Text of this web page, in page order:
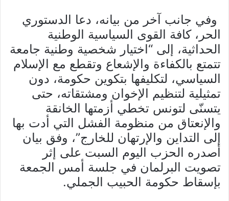
وفي جانب آخر من بيانه، دعا الدستوري
الحر، كافة القوى السياسية الوطنية
الحداثية، إلى “اختيار شخصية وطنية جامعة
تتمتع بالكفاءة والإشعاع وتقطع مع الإسلام
السياسي، لتكليفها بتكوين حكومة، دون
تمثيلية لتنظيم الإخوان ومشتقاته، حتى
يتسنّى لتونس تخطي أزمتها الخانقة
والإنعتاق من منظومة الفشل التي أدت بها
إلى التداين والإرتهان للخارج”، وفق بيان
أصدره الحزب اليوم السبت على إثر
تصويت البرلمان في جلسة أمس الجمعة
بإسقاط حكومة الحبيب الجملي.